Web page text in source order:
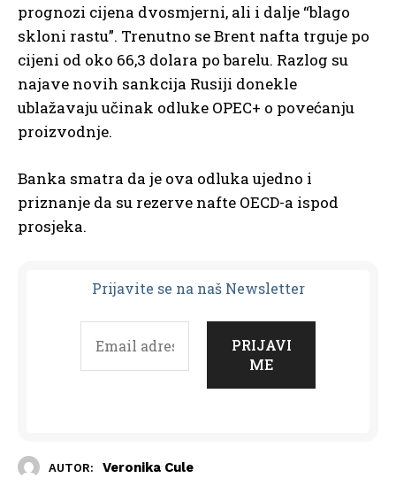
prognozi cijena dvosmjerni, ali i dalje “blago
skloni rastu”. Trenutno se Brent nafta trguje po
cijeni od oko 66,3 dolara po barelu. Razlog su
najave novih sankcija Rusiji donekle
ublažavaju učinak odluke OPEC+ o povećanju
proizvodnje.
Banka smatra da je ova odluka ujedno i
priznanje da su rezerve nafte OECD-a ispod
prosjeka.
Prijavite se na naš Newsletter
AUTOR: Veronika Cule